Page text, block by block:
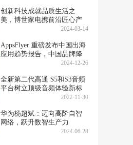
创新科技成就品质生活之
美，博世家电携前沿匠心产
2024-03-14
AppsFlyer 重磅发布中国出海
应用趋势报告，中国品牌降
本增效激发逆势增长2024-12-26
全新第二代高通 S5和S3音频
平台树立顶级音频体验新标
2022-11-30
华为杨超斌：迈向高阶自智
网络，跃升数智生产力
2024-06-28